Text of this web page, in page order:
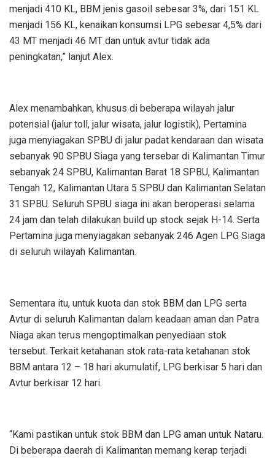
menjadi 410 KL, BBM jenis gasoil sebesar 3%, dari 151 KL
menjadi 156 KL, kenaikan konsumsi LPG sebesar 4,5% dari
43 MT menjadi 46 MT dan untuk avtur tidak ada
peningkatan,” lanjut Alex.
Alex menambahkan, khusus di beberapa wilayah jalur
potensial (jalur toll, jalur wisata, jalur logistik), Pertamina
juga menyiagakan SPBU di jalur padat kendaraan dan wisata
sebanyak 90 SPBU Siaga yang tersebar di Kalimantan Timur
sebanyak 24 SPBU, Kalimantan Barat 18 SPBU, Kalimantan
Tengah 12, Kalimantan Utara 5 SPBU dan Kalimantan Selatan
31 SPBU. Seluruh SPBU siaga ini akan beroperasi selama
24 jam dan telah dilakukan build up stock sejak H-14. Serta
Pertamina juga menyiagakan sebanyak 246 Agen LPG Siaga
di seluruh wilayah Kalimantan.
Sementara itu, untuk kuota dan stok BBM dan LPG serta
Avtur di seluruh Kalimantan dalam keadaan aman dan Patra
Niaga akan terus mengoptimalkan penyediaan stok
tersebut. Terkait ketahanan stok rata-rata ketahanan stok
BBM antara 12 – 18 hari akumulatif, LPG berkisar 5 hari dan
Avtur berkisar 12 hari.
“Kami pastikan untuk stok BBM dan LPG aman untuk Nataru.
Di beberapa daerah di Kalimantan memang kerap terjadi